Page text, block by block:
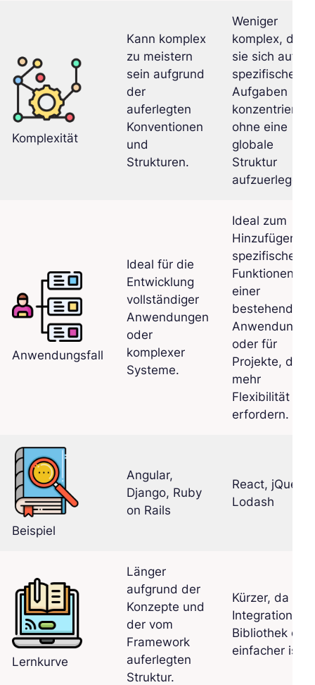
Komplexität
Kann komplex
zu meistern
sein aufgrund
der
auferlegten
Konventionen
und
Strukturen.
Weniger
komplex, da
sie sich auf
spezifische
Aufgaben
konzentriert,
ohne eine
globale
Struktur
aufzuerlegen.
Anwendungsfall
Ideal für die
Entwicklung
vollständiger
Anwendungen
oder
komplexer
Systeme.
Ideal zum
Hinzufügen
spezifischer
Funktionen zu
einer
bestehenden
Anwendung
oder für
Projekte, die
mehr
Flexibilität
erfordern.
Beispiel
Angular,
Django, Ruby
on Rails
React, jQuery,
Lodash
Lernkurve
Länger
aufgrund der
Konzepte und
der vom
Framework
auferlegten
Struktur.
Kürzer, da die
Integration der
Bibliothek oft
einfacher ist.